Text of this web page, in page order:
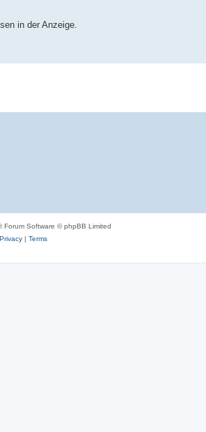
in der Anzeige.
Forum Software © phpBB Limited
Privacy| Terms